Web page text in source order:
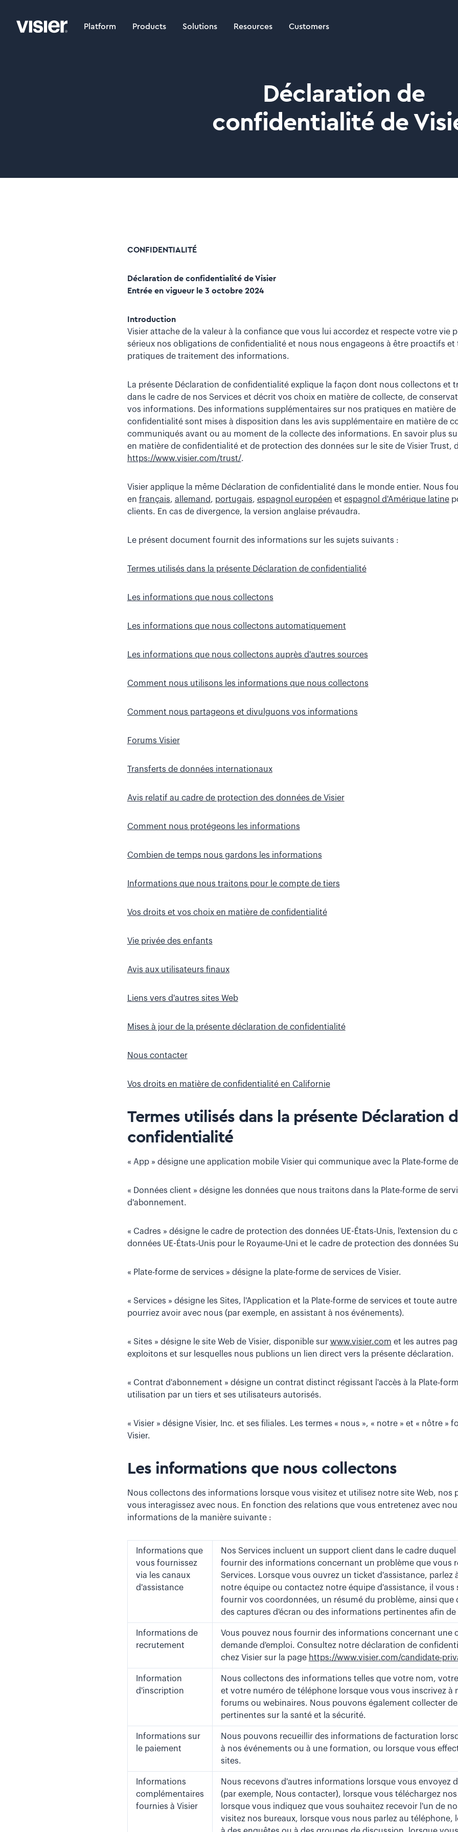
Platform Products Solutions Resources Customers
Déclaration de
confidentialité de
CONFIDENTIALITÉ
Déclaration de confidentialité de Visier
Entrée en vigueur le 3 octobre 2024
Introduction
Visier attache de la valeur à la confiance que vous lui accordez et respecte votre vie
sérieux nos obligations de confidentialité et nous nous engageons à être proactifs
pratiques de traitement des informations.
La présente Déclaration de confidentialité explique la façon dont nous collectons et
dans le cadre de nos Services et décrit vos choix en matière de collecte, de
vos informations. Des informations supplémentaires sur nos pratiques en matière de
confidentialité sont mises à disposition dans les avis supplémentaire en matière de
communiqués avant ou au moment de la collecte des informations. En savoir plus
en matière de confidentialité et de protection des données sur le site de Visier Trust,
https://www.visier.com/trust/.
Visier applique la même Déclaration de confidentialité dans le monde entier. Nous
en français, allemand, portugais, espagnol européen et espagnol d'Amérique latine
clients. En cas de divergence, la version anglaise prévaudra.
Le présent document fournit des informations sur les sujets suivants :
Termes utilisés dans la présente Déclaration de confidentialité
Les informations que nous collectons
Les informations que nous collectons automatiquement
Les informations que nous collectons auprès d'autres sources
Comment nous utilisons les informations que nous collectons
Comment nous partageons et divulguons vos informations
Forums Visier
Transferts de données internationaux
Avis relatif au cadre de protection des données de Visier
Comment nous protégeons les informations
Combien de temps nous gardons les informations
Informations que nous traitons pour le compte de tiers
Vos droits et vos choix en matière de confidentialité
Vie privée des enfants
Avis aux utilisateurs finaux
Liens vers d'autres sites Web
Mises à jour de la présente déclaration de confidentialité
Nous contacter
Vos droits en matière de confidentialité en Californie
Termes utilisés dans la présente Déclaration
confidentialité
« App » désigne une application mobile Visier qui communique avec la Plate-forme
« Données client » désigne les données que nous traitons dans la Plate-forme de
d'abonnement.
« Cadres » désigne le cadre de protection des données UE-États-Unis, l'extension du
données UE-États-Unis pour le Royaume-Uni et le cadre de protection des données
« Plate-forme de services » désigne la plate-forme de services de Visier.
« Services » désigne les Sites, l'Application et la Plate-forme de services et toute
pourriez avoir avec nous (par exemple, en assistant à nos événements).
« Sites » désigne le site Web de Visier, disponible sur www.visier.com et les autres
exploitons et sur lesquelles nous publions un lien direct vers la présente déclaration.
« Contrat d'abonnement » désigne un contrat distinct régissant l'accès à la Plate-
utilisation par un tiers et ses utilisateurs autorisés.
« Visier » désigne Visier, Inc. et ses filiales. Les termes « nous », « notre » et « nôtre »
Visier.
Les informations que nous collectons
Nous collectons des informations lorsque vous visitez et utilisez notre site Web, nos
vous interagissez avec nous. En fonction des relations que vous entretenez avec
informations de la manière suivante :
Informations que
vous fournissez
via les canaux
d'assistance
Nos Services incluent un support client dans le cadre
fournir des informations concernant un problème que vous
Services. Lorsque vous ouvrez un ticket d'assistance, parlez
notre équipe ou contactez notre équipe d'assistance, il vous
fournir vos coordonnées, un résumé du problème, ainsi que
des captures d'écran ou des informations pertinentes afin
Informations de
recrutement
Vous pouvez nous fournir des informations concernant une
demande d'emploi. Consultez notre déclaration de
chez Visier sur la page https://www.visier.com/candidate-
Information
d'inscription
Nous collectons des informations telles que votre nom,
et votre numéro de téléphone lorsque vous vous inscrivez à
forums ou webinaires. Nous pouvons également collecter
pertinentes sur la santé et la sécurité.
Informations sur
le paiement
Nous pouvons recueillir des informations de facturation
à nos événements ou à une formation, ou lorsque vous
sites.
Informations
complémentaires
fournies à Visier
Nous recevons d'autres informations lorsque vous envoyez
(par exemple, Nous contacter), lorsque vous téléchargez
lorsque vous indiquez que vous souhaitez recevoir l'un de
visitez nos bureaux, lorsque vous nous parlez au téléphone,